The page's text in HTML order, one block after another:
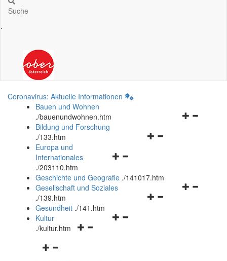
Suche
.
Coronavirus: Aktuelle Informationen
Bauen und Wohnen
./bauenundwohnen.htm
Navigationsmenü
Bildung und Forschung
./133.htm
Navigationsmenü
und
schließen
Europa und
Internationales
./203110.htm
Geschichte und Geografie ./141017.htm
Navigationsmenü
Gesellschaft und Soziales
./139.htm
Navigationsmenü
Gesundheit ./141.htm
Navigationsmenü
Kultur
./kultur.htm
Navigationsmenü